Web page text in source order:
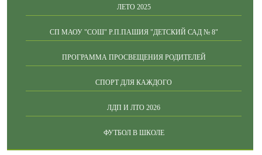
ЛЕТО 2025
СП МАОУ "СОШ" Р.П.ПАШИЯ "ДЕТСКИЙ САД № 8"
ПРОГРАММА ПРОСВЕЩЕНИЯ РОДИТЕЛЕЙ
СПОРТ ДЛЯ КАЖДОГО
ЛДП И ЛТО 2026
ФУТБОЛ В ШКОЛЕ